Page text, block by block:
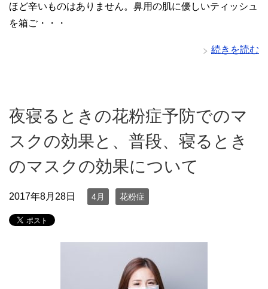
ほど辛いものはありません。鼻用の肌に優しいティッシュ
を箱ご・・・
続きを読む
夜寝るときの花粉症予防でのマ
スクの効果と、普段、寝るとき
のマスクの効果について
2017年8月28日 4月 花粉症